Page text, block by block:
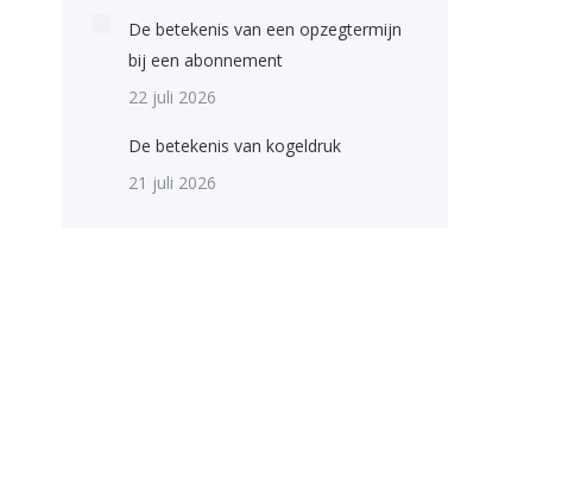
De betekenis van een opzegtermijn
bij een abonnement
22 juli 2026
De betekenis van kogeldruk
21 juli 2026